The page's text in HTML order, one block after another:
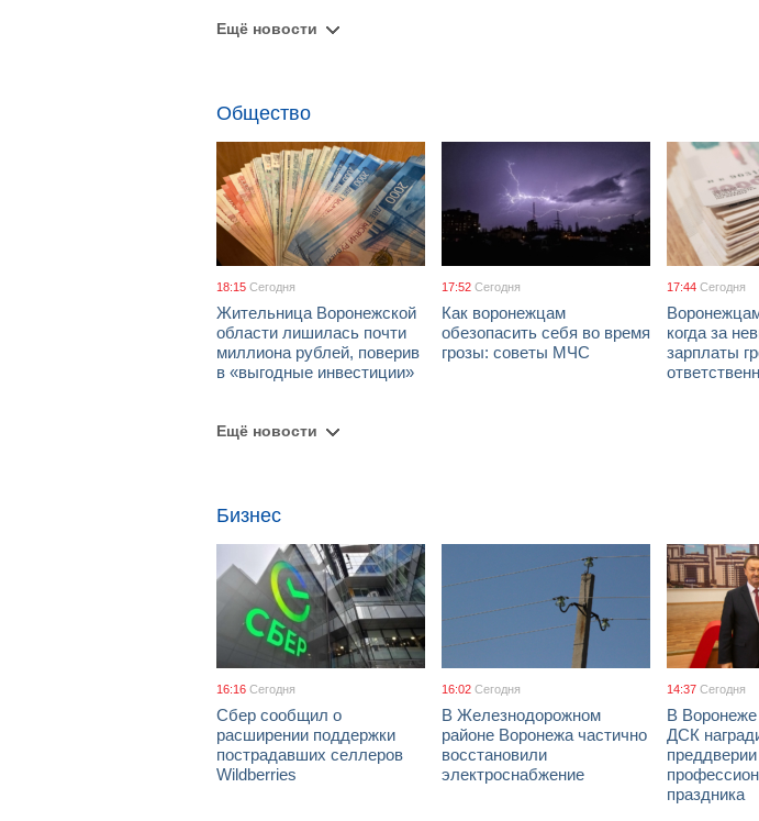
Ещё новости
Общество
18:15 Сегодня
Жительница Воронежской
области лишилась почти
миллиона рублей, поверив
в «выгодные инвестиции»
17:52 Сегодня
Как воронежцам
обезопасить себя во время
грозы: советы МЧС
17:44 Сегодня
когда за
зарплаты
Ещё новости
Бизнес
16:16 Сегодня
Сбер сообщил о
расширении поддержки
пострадавших селлеров
Wildberries
16:02 Сегодня
В Железнодорожном
районе Воронежа частично
восстановили
электроснабжение
14:37 Сегодня
В Воронеже
ДСК
преддверии
праздника